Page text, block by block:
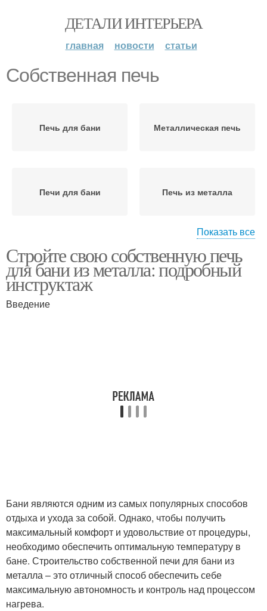
ДЕТАЛИ ИНТЕРЬЕРА
главная новости статьи
Собственная печь
Печь для бани Металлическая печь
Печи для бани Печь из металла
Самодельные печи Печи для русской бани
Показать все
Стройте свою собственную печь
для бани из металла: подробный
инструктаж
Введение
Бани являются одним из самых популярных способов
отдыха и ухода за собой. Однако, чтобы получить
максимальный комфорт и удовольствие от процедуры,
необходимо обеспечить оптимальную температуру в
бане. Строительство собственной печи для бани из
металла – это отличный способ обеспечить себе
максимальную автономность и контроль над процессом
нагрева.